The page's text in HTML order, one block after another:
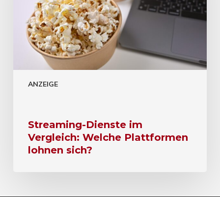
ANZEIGE
Streaming-Dienste im
Vergleich: Welche Plattformen
lohnen sich?